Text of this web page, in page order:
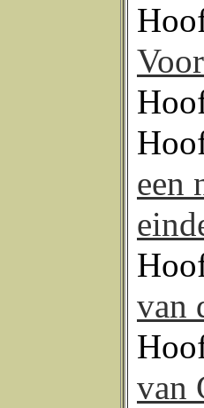
een
van
van